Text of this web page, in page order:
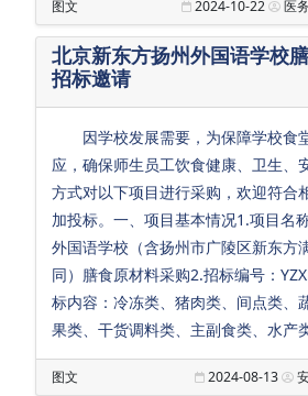
图文 2024-10-22 医
北京新东方扬州外国语学校
招标邀请
因学校发展需要，为保障学校食
应，确保师生员工饮食健康、卫生、
方式对以下项目进行采购，欢迎符合
加投标。一、项目基本情况1.项目名
外国语学校（含扬州市广陵区新东方
同）膳食原材料采购2.招标编号：
标内容：冷冻类、猪肉类、间点类、
果类、干货调料类、主副食类、水产
图文 2024-08-13